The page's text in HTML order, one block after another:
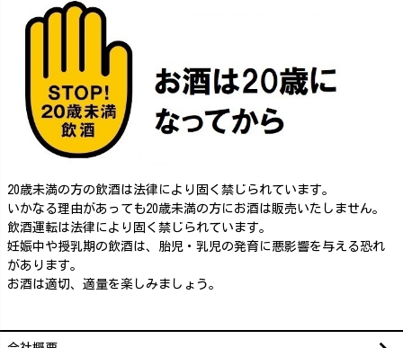
20歳未満の方の飲酒は法律により固く禁じられています。
いかなる理由があっても20歳未満の方にお酒は販売いたしません。
飲酒運転は法律により固く禁じられています。
妊娠中や授乳期の飲酒は、胎児・乳児の発育に悪影響を与える恐れ
があります。
お酒は適切、適量を楽しみましょう。